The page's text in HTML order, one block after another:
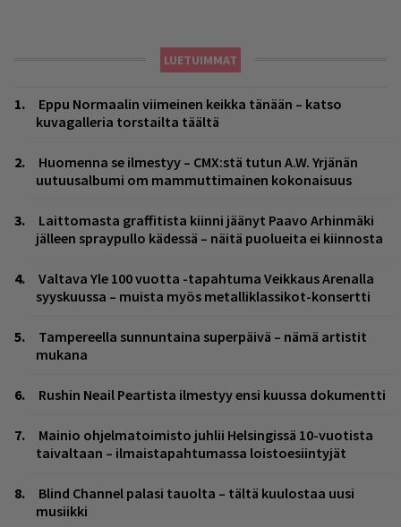
LUETUIMMAT
Eppu Normaalin viimeinen keikka tänään – katso
kuvagalleria torstailta täältä
Huomenna se ilmestyy – CMX:stä tutun A.W. Yrjänän
uutuusalbumi om mammuttimainen kokonaisuus
Laittomasta graffitista kiinni jäänyt Paavo Arhinmäki
jälleen spraypullo kädessä – näitä puolueita ei kiinnosta
Valtava Yle 100 vuotta -tapahtuma Veikkaus Arenalla
syyskuussa – muista myös metalliklassikot-konsertti
Tampereella sunnuntaina superpäivä – nämä artistit
mukana
Rushin Neail Peartista ilmestyy ensi kuussa dokumentti
Mainio ohjelmatoimisto juhlii Helsingissä 10-vuotista
taivaltaan – ilmaistapahtumassa loistoesiintyjät
Blind Channel palasi tauolta – tältä kuulostaa uusi
musiikki